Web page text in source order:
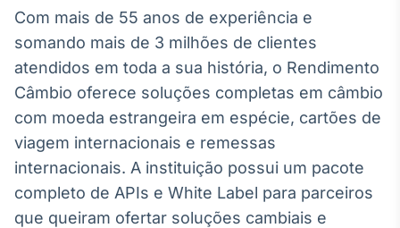
Gestão de
Investimentos
Em breve
Tokenização
de ativos
Com mais de 55 anos de experiência e
somando mais de 3 milhões de clientes
atendidos em toda a sua história, o Rendimento
Câmbio oferece soluções completas em câmbio
com moeda estrangeira em espécie, cartões de
viagem internacionais e remessas
internacionais. A instituição possui um pacote
completo de APIs e White Label para parceiros
que queiram ofertar soluções cambiais e